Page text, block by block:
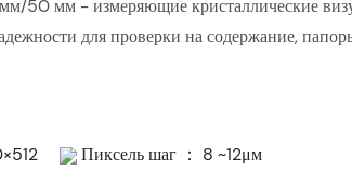
50 мм - измеряющие кристаллические
для проверки на содержание,
Пиксель шаг ： 8 ~12μм